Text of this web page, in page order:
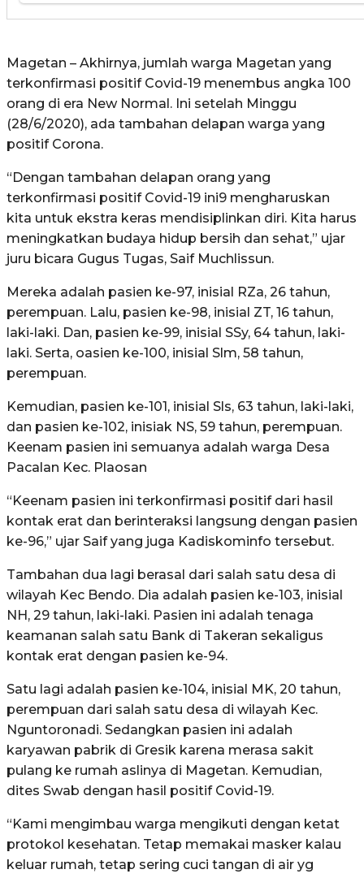
Magetan – Akhirnya, jumlah warga Magetan yang
terkonfirmasi positif Covid-19 menembus angka 100
orang di era New Normal. Ini setelah Minggu
(28/6/2020), ada tambahan delapan warga yang
positif Corona.
“Dengan tambahan delapan orang yang
terkonfirmasi positif Covid-19 ini9 mengharuskan
kita untuk ekstra keras mendisiplinkan diri. Kita harus
meningkatkan budaya hidup bersih dan sehat,” ujar
juru bicara Gugus Tugas, Saif Muchlissun.
Mereka adalah pasien ke-97, inisial RZa, 26 tahun,
perempuan. Lalu, pasien ke-98, inisial ZT, 16 tahun,
laki-laki. Dan, pasien ke-99, inisial SSy, 64 tahun, laki-
laki. Serta, oasien ke-100, inisial Slm, 58 tahun,
perempuan.
Kemudian, pasien ke-101, inisial Sls, 63 tahun, laki-laki,
dan pasien ke-102, inisiak NS, 59 tahun, perempuan.
Keenam pasien ini semuanya adalah warga Desa
Pacalan Kec. Plaosan
“Keenam pasien ini terkonfirmasi positif dari hasil
kontak erat dan berinteraksi langsung dengan pasien
ke-96,” ujar Saif yang juga Kadiskominfo tersebut.
Tambahan dua lagi berasal dari salah satu desa di
wilayah Kec Bendo. Dia adalah pasien ke-103, inisial
NH, 29 tahun, laki-laki. Pasien ini adalah tenaga
keamanan salah satu Bank di Takeran sekaligus
kontak erat dengan pasien ke-94.
Satu lagi adalah pasien ke-104, inisial MK, 20 tahun,
perempuan dari salah satu desa di wilayah Kec.
Nguntoronadi. Sedangkan pasien ini adalah
karyawan pabrik di Gresik karena merasa sakit
pulang ke rumah aslinya di Magetan. Kemudian,
dites Swab dengan hasil positif Covid-19.
“Kami mengimbau warga mengikuti dengan ketat
protokol kesehatan. Tetap memakai masker kalau
keluar rumah, tetap sering cuci tangan di air yg